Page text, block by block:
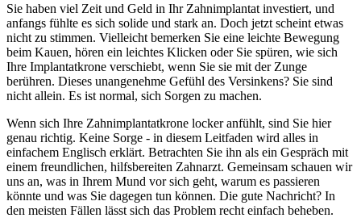
Sie haben viel Zeit und Geld in Ihr Zahnimplantat investiert, und
anfangs fühlte es sich solide und stark an. Doch jetzt scheint etwas
nicht zu stimmen. Vielleicht bemerken Sie eine leichte Bewegung
beim Kauen, hören ein leichtes Klicken oder Sie spüren, wie sich
Ihre Implantatkrone verschiebt, wenn Sie sie mit der Zunge
berühren. Dieses unangenehme Gefühl des Versinkens? Sie sind
nicht allein. Es ist normal, sich Sorgen zu machen.
Wenn sich Ihre Zahnimplantatkrone locker anfühlt, sind Sie hier
genau richtig. Keine Sorge - in diesem Leitfaden wird alles in
einfachem Englisch erklärt. Betrachten Sie ihn als ein Gespräch mit
einem freundlichen, hilfsbereiten Zahnarzt. Gemeinsam schauen wir
uns an, was in Ihrem Mund vor sich geht, warum es passieren
könnte und was Sie dagegen tun können. Die gute Nachricht? In
den meisten Fällen lässt sich das Problem recht einfach beheben.